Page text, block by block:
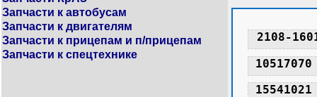
Запчасти к автобусам
Запчасти к двигателям
Запчасти к прицепам и п/прицепам
Запчасти к спецтехнике
10517070
15541021
2108-